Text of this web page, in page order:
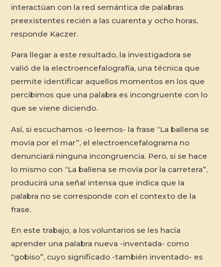
interactúan con la red semántica de palabras
preexistentes recién a las cuarenta y ocho horas,
responde Kaczer.
Para llegar a este resultado, la investigadora se
valió de la electroencefalografía, una técnica que
permite identificar aquellos momentos en los que
percibimos que una palabra es incongruente con lo
que se viene diciendo.
Así, si escuchamos -o leemos- la frase “La ballena se
movía por el mar”, el electroencefalograma no
denunciará ninguna incongruencia. Pero, si se hace
lo mismo con “La ballena se movía por la carretera”,
producirá una señal intensa que indica que la
palabra no se corresponde con el contexto de la
frase.
En este trabajo, a los voluntarios se les hacía
aprender una palabra nueva -inventada- como
“gobiso”, cuyo significado -también inventado- es